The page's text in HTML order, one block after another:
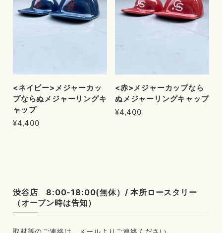
<ネイビー>メジャーカッ
プならぬメジャーリングキ
ャップ
¥4,400
<赤>メジャーカップなら
ぬメジャーリングキャップ
¥4,400
渋谷店 8:00-18:00(無休）/ 本所ロースタリー
（オープン時は告知）